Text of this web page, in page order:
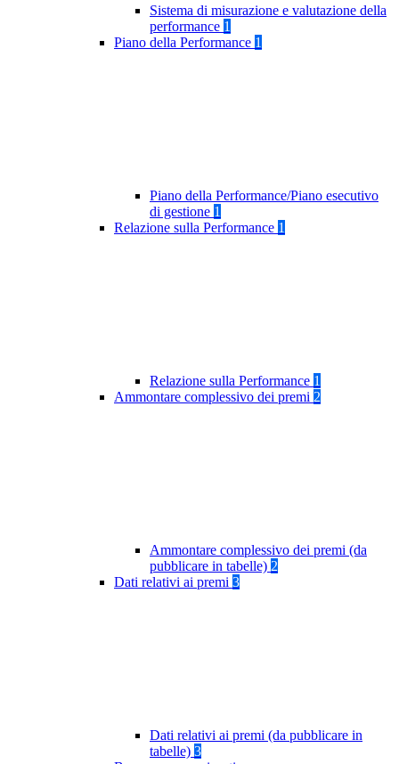
Sistema di misurazione e valutazione della
performance 1
Piano della Performance 1
Piano della Performance/Piano esecutivo
di gestione 1
Relazione sulla Performance 1
Relazione sulla Performance 1
Ammontare complessivo dei premi 2
Ammontare complessivo dei premi (da
pubblicare in tabelle) 2
Dati relativi ai premi 3
Dati relativi ai premi (da pubblicare in
tabelle) 3